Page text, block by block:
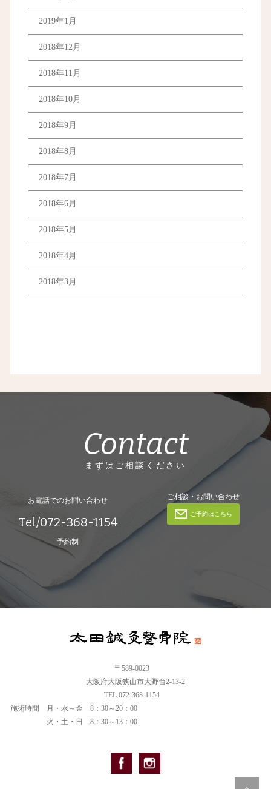
2019年1月
2018年12月
2018年11月
2018年10月
2018年9月
2018年8月
2018年7月
2018年6月
2018年5月
2018年4月
2018年3月
Contact
まずはご相談ください
お電話でのお問い合わせ
Tel/072-368-1154
予約制
ご相談・お問い合わせ
ご予約はこちら
〒589-0023
大阪府大阪狭山市大野台2-13-2
TEL.072-368-1154
施術時間
月・水～金 8：30～20：00
火・土・日 8：30～13：00